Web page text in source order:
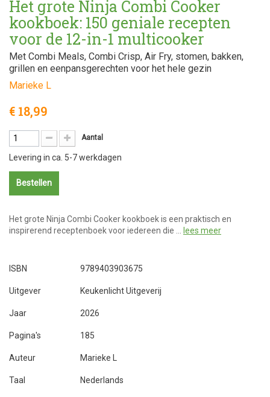
Het grote Ninja Combi Cooker
kookboek: 150 geniale recepten
voor de 12-in-1 multicooker
Met Combi Meals, Combi Crisp, Air Fry, stomen, bakken,
grillen en eenpansgerechten voor het hele gezin
Marieke L
€ 18,99
Aantal
Levering in ca. 5-7 werkdagen
Bestellen
Het grote Ninja Combi Cooker kookboek is een praktisch en
inspirerend receptenboek voor iedereen die …
lees meer
ISBN 9789403903675
Uitgever Keukenlicht Uitgeverij
Jaar 2026
Pagina's 185
Auteur Marieke L
Taal Nederlands